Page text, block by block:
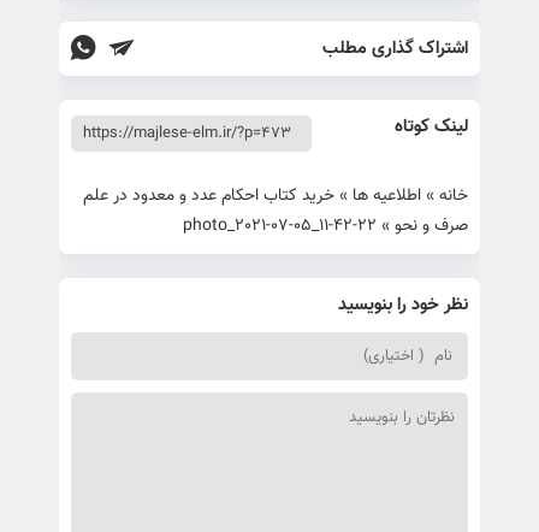
اشتراک گذاری مطلب
لینک کوتاه
خانه» اطلاعیه ها » خرید کتاب احکام عدد و معدود در علم
صرف و نحو»
photo_2021-07-05_11-42-22
نظر خود را بنویسید